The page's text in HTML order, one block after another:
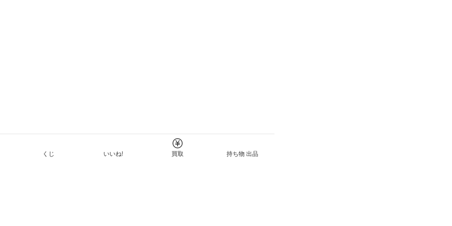
くじ いいね! 買取 持ち物 出品